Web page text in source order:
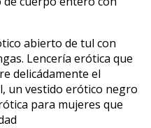
abierto de tul con
Lencería erótica que
delicádamente el
un vestido erótico negro
para mujeres que